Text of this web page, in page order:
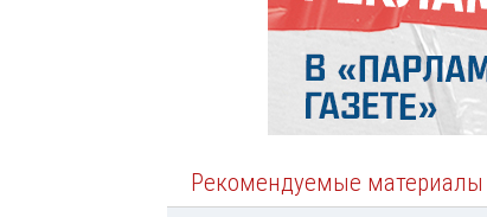
Рекомендуемые материалы